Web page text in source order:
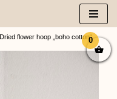
Dried flower hoop „boho cotton“
0